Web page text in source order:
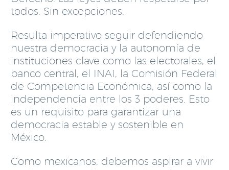
todos. Sin excepciones.
Resulta imperativo seguir defendiendo
nuestra democracia y la autonomía de
instituciones clave como las electorales, el
banco central, el INAI, la Comisión Federal
de Competencia Económica, así como la
independencia entre los 3 poderes. Esto
es un requisito para garantizar una
democracia estable y sostenible en
México.
Como mexicanos, debemos aspirar a vivir